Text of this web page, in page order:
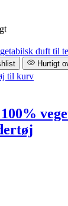
Hurtigt
til kurv